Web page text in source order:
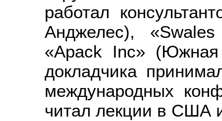
работал
Анджелес),
«Apack Inc»
докладчика
международных
читал лекции в США